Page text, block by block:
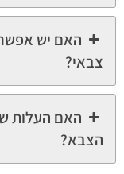
האם יש
צבאי?
האם העלות
הצבא?